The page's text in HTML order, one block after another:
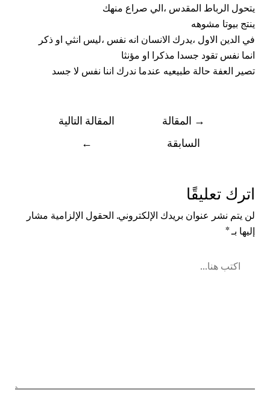
يتحول الرباط المقدس ،الي صراع منهك
ينتج بيوتا مشوهه
في الدين الاول ،يدرك الانسان انه نفس ،ليس انثي او ذكر
انما نفس تقود جسدا مذكرا او مؤنثا
تصير العفة حالة طبيعيه عندما ندرك اننا نفس لا جسد
→ المقالة
السابقة
المقالة التالية
←
اترك تعليقًا
لن يتم نشر عنوان بريدك الإلكتروني. الحقول الإلزامية مشار
إليها بـ*